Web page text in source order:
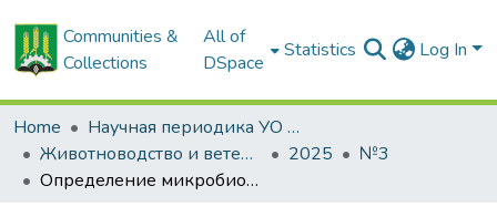
Communities &
Collections
All of
DSpace
Statistics Log In
Home
Научная периодика УО БГСХА
Животноводство и ветеринарная медицина: научно-практический журнал
2025
№3
Определение микробиоценоза кишечного тракта цыплят-бройлеров и влияние на него кормовой добавки Т2 («Biomaх – миг»)